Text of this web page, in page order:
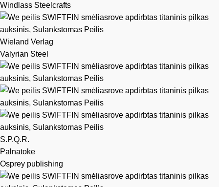
Windlass Steelcrafts
Wieland Verlag
Valyrian Steel
S.P.Q.R.
Palnatoke
Osprey publishing